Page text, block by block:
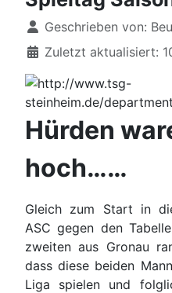
Details
Geschrieben von:
Zuletzt aktualisiert:
Hürden
hoch……
Gleich zum Start in
ASC gegen den
zweiten aus Gronau
dass diese beiden
Liga spielen und